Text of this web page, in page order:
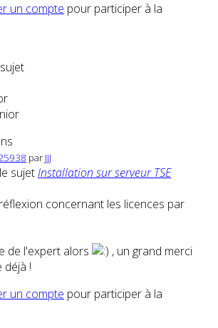
un compte pour participer à la
par JJJ
sujetInstallation sur serveur TSE
concernant les licences par
de l'expert alors
, un grand merci
déjà !
un compte pour participer à la